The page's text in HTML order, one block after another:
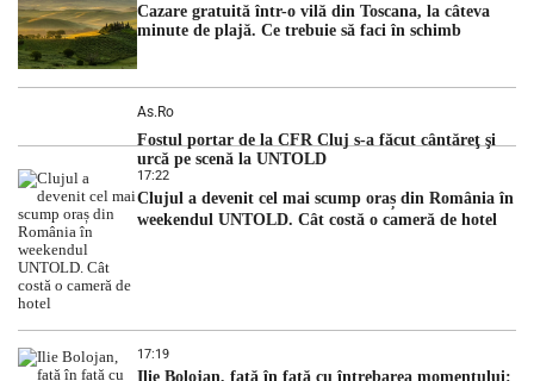
Cazare gratuită într-o vilă din Toscana, la câteva
minute de plajă. Ce trebuie să faci în schimb
As.ro
Fostul portar de la CFR Cluj s-a făcut cântăreţ şi
urcă pe scenă la UNTOLD
17:22
Clujul a devenit cel mai scump oraș din România în
weekendul UNTOLD. Cât costă o cameră de hotel
17:19
Ilie Bolojan, față în față cu întrebarea momentului: